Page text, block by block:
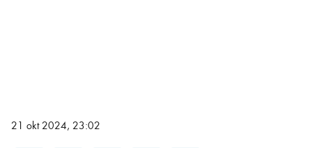
21 okt 2024, 23:02